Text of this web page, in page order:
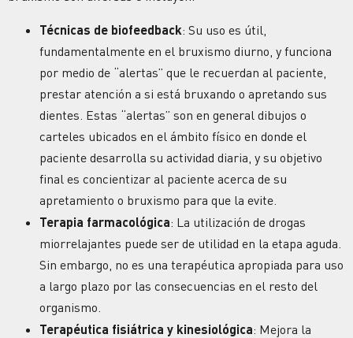
Técnicas de biofeedback: Su uso es útil,
fundamentalmente en el bruxismo diurno, y funciona
por medio de “alertas” que le recuerdan al paciente,
prestar atención a si está bruxando o apretando sus
dientes. Estas “alertas” son en general dibujos o
carteles ubicados en el ámbito físico en donde el
paciente desarrolla su actividad diaria, y su objetivo
final es concientizar al paciente acerca de su
apretamiento o bruxismo para que la evite.
Terapia farmacológica: La utilización de drogas
miorrelajantes puede ser de utilidad en la etapa aguda.
Sin embargo, no es una terapéutica apropiada para uso
a largo plazo por las consecuencias en el resto del
organismo.
Terapéutica fisiátrica y kinesiológica: Mejora la